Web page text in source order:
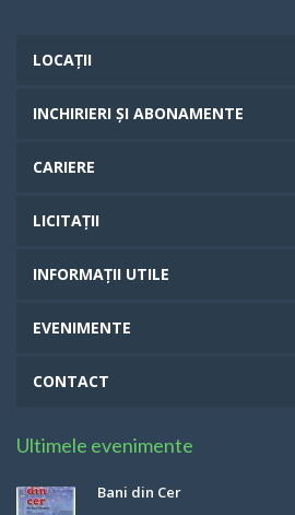
LOCAȚII
INCHIRIERI ȘI ABONAMENTE
CARIERE
LICITAȚII
INFORMAȚII UTILE
EVENIMENTE
CONTACT
Ultimele evenimente
Bani din Cer